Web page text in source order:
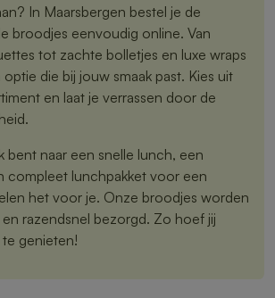
In Maarsbergen bestel je de
broodjes eenvoudig online. Van
tot zachte bolletjes en luxe wraps
die bij jouw smaak past. Kies uit
en laat je verrassen door de
bent naar een snelle lunch, een
compleet lunchpakket voor een
het voor je. Onze broodjes worden
razendsnel bezorgd. Zo hoef jij
genieten!